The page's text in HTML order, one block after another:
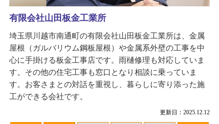
更新日：2025.12.12
有限会社山田板金工業所
埼玉県川越市南通町の有限会社山田板金工業所は、金属
屋根（ガルバリウム鋼板屋根）や金属系外壁の工事を中
心に手掛ける板金工事店です。雨樋修理も対応していま
す。その他の住宅工事も窓口となり相談に乗っていま
す。お客さまとの対話を重視し、暮らしに寄り添った施
工ができる会社です。